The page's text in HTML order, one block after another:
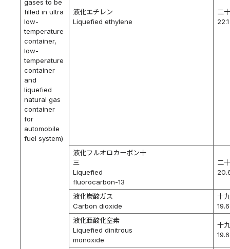
gases to be
filled in ultra
low-
temperature
container,
low-
temperature
container
and
liquefied
natural gas
container
for
automobile
fuel system)
液化エチレン
Liquefied ethylene
二
22.1
液化フルオロカーボン十
三
Liquefied
fluorocarbon-13
二
液化炭酸ガス
Carbon dioxide
十
19.6
液化亜酸化窒素
Liquefied dinitrous
monoxide
十
19.6